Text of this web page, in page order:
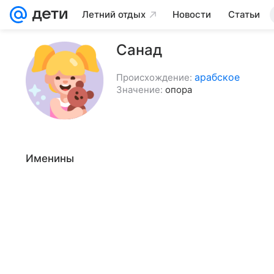
Летний отдых Новости Статьи
Санад
Происхождение: арабское
Значение: опора
Именины